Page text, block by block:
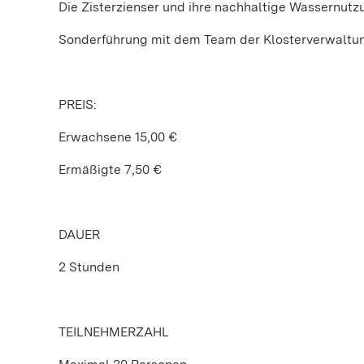
Die Zisterzienser und ihre nachhaltige
Sonderführung mit dem Team der
PREIS:
Erwachsene 15,00 €
Ermäßigte 7,50 €
DAUER
2 Stunden
TEILNEHMERZAHL